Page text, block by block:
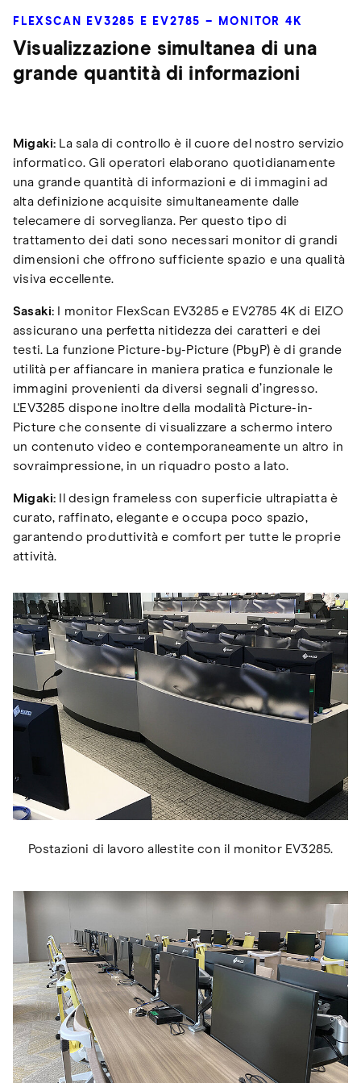
FLEXSCAN EV3285 E EV2785 – MONITOR 4K
Visualizzazione simultanea di una
grande quantità di informazioni
Migaki: La sala di controllo è il cuore del nostro servizio
informatico. Gli operatori elaborano quotidianamente
una grande quantità di informazioni e di immagini ad
alta definizione acquisite simultaneamente dalle
telecamere di sorveglianza. Per questo tipo di
trattamento dei dati sono necessari monitor di grandi
dimensioni che offrono sufficiente spazio e una qualità
visiva eccellente.
Sasaki: I monitor FlexScan EV3285 e EV2785 4K di EIZO
assicurano una perfetta nitidezza dei caratteri e dei
testi. La funzione Picture-by-Picture (PbyP) è di grande
utilità per affiancare in maniera pratica e funzionale le
immagini provenienti da diversi segnali d’ingresso.
L'EV3285 dispone inoltre della modalità Picture-in-
Picture che consente di visualizzare a schermo intero
un contenuto video e contemporaneamente un altro in
sovraimpressione, in un riquadro posto a lato.
Migaki: Il design frameless con superficie ultrapiatta è
curato, raffinato, elegante e occupa poco spazio,
garantendo produttività e comfort per tutte le proprie
attività.
Postazioni di lavoro allestite con il monitor EV3285.